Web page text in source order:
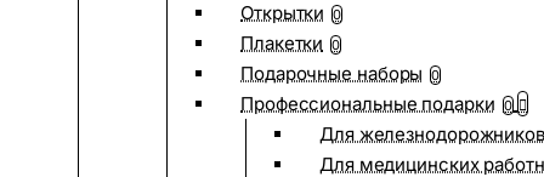
Открытки 0
Плакетки 0
Подарочные наборы 0
Профессиональные подарки 0
Для железнодорожников
Для медицинских